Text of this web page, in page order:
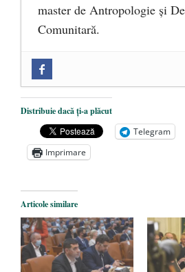
master de Antropologie și
Comunitară.
Mănăstirea „Sfânta
Nicolae Steinhardt,
de la naștere - 29 iulie
„Carnea cultivată” în
comercializare în UE
Părintele mărturisitor
Voicescu, pomenit,
Mănăstirea Cernica - 27
Distribuie dacă ți-a plăcut
Telegram
Imprimare
Articole similare